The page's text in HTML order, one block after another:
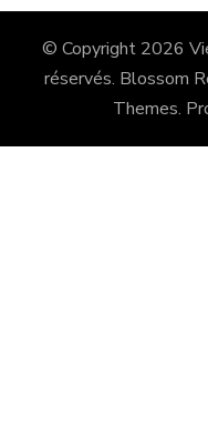
© Copyright 2026
réservés. Blossom
Themes.